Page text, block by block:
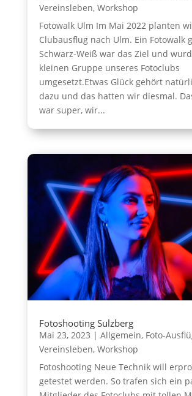
Vereinsleben, Workshop
Fotowalk Ulm Im Mai 2022 planten
Clubausflug nach Ulm. Ein Fotowalk
Schwarz-Weiß war das Ziel und
kleinen Gruppe unseres Fotoclubs
umgesetzt.Etwas Glück gehört
dazu und das hatten wir diesmal.
war super, wir...
Fotoshooting Sulzberg
Mai 23, 2023 | Allgemein, Foto-
Vereinsleben, Workshop
Fotoshooting Neue Technik will
getestet werden. So trafen sich ein